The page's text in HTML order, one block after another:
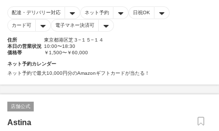
配達・デリバリー対応 ネット予約 日祝OK
カード可 電子マネー決済可
住所
東京都港区芝３−１５−１４
本日の営業状況 10:00〜18:30
価格帯
￥1,500〜￥60,000
ネット予約カレンダー
ネット予約で最大10,000円分のAmazonギフトカードが当たる！
店舗公式
Astina